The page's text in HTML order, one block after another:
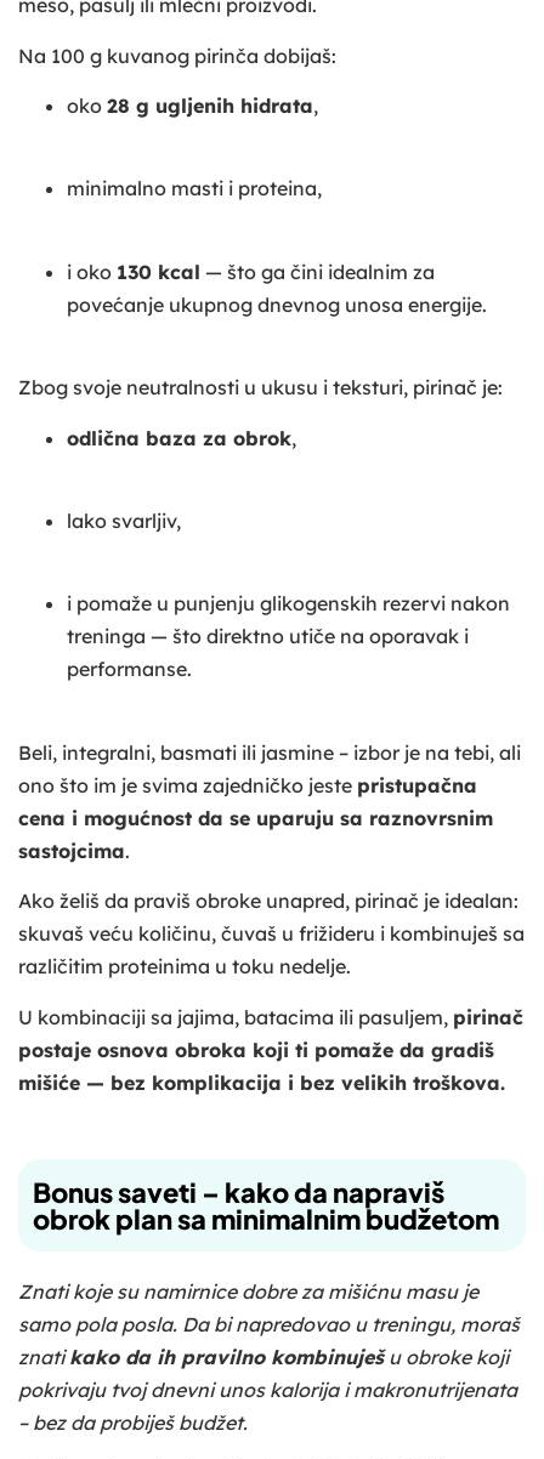
meso, pasulj ili mlečni proizvodi.
Na 100 g kuvanog pirinča dobijaš:
oko 28 g ugljenih hidrata,
minimalno masti i proteina,
i oko 130 kcal — što ga čini idealnim za
povećanje ukupnog dnevnog unosa energije.
Zbog svoje neutralnosti u ukusu i teksturi, pirinač je:
odlična baza za obrok,
lako svarljiv,
i pomaže u punjenju glikogenskih rezervi nakon
treninga — što direktno utiče na oporavak i
performanse.
Beli, integralni, basmati ili jasmine – izbor je na tebi, ali
ono što im je svima zajedničko jeste pristupačna
cena i mogućnost da se uparuju sa raznovrsnim
sastojcima.
Ako želiš da praviš obroke unapred, pirinač je idealan:
skuvaš veću količinu, čuvaš u frižideru i kombinuješ sa
različitim proteinima u toku nedelje.
U kombinaciji sa jajima, batacima ili pasuljem, pirinač
postaje osnova obroka koji ti pomaže da gradiš
mišiće — bez komplikacija i bez velikih troškova.
Bonus saveti – kako da napraviš
obrok plan sa minimalnim budžetom
Znati koje su namirnice dobre za mišićnu masu je
samo pola posla. Da bi napredovao u treningu, moraš
znatikako da ih pravilno kombinuješu obroke koji
pokrivaju tvoj dnevni unos kalorija i makronutrijenata
– bez da probiješ budžet.